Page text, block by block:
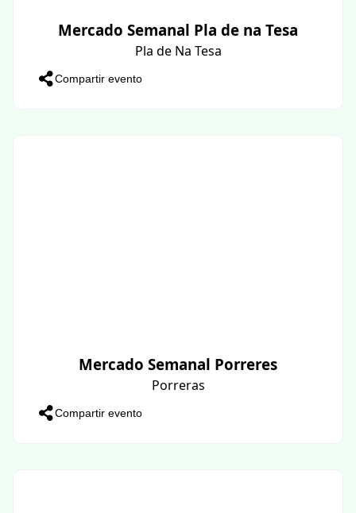
Mercado Semanal Pla de na Tesa
Pla de Na Tesa
Compartir evento
Mercado Semanal Porreres
Porreras
Compartir evento